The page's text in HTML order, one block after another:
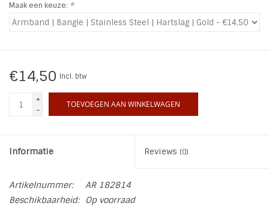
Blog
Maak een keuze: *
€14,50 Incl. btw
+
-
TOEVOEGEN AAN WINKELWAGEN
Informatie Reviews (0)
Artikelnummer:
AR 182814
Beschikbaarheid:
Op voorraad